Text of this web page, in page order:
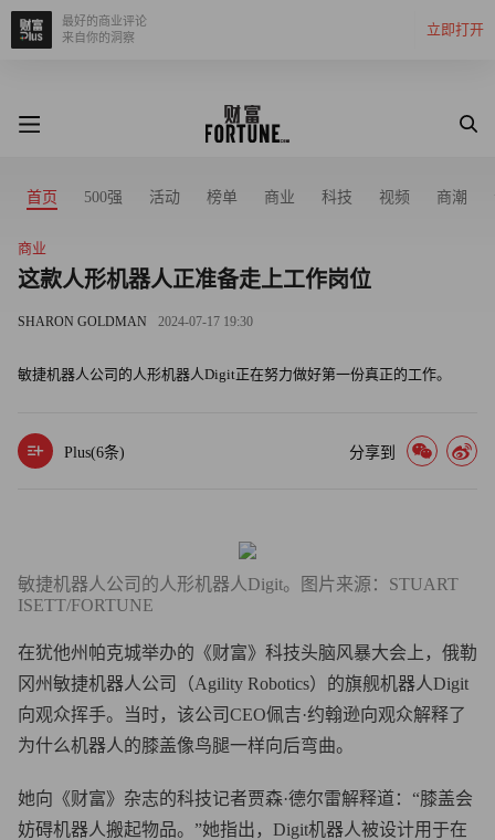
立即打开
最好的商业评论
来自你的洞察
首页 500强 活动 榜单 商业 科技 视频 商潮
商业
这款人形机器人正准备走上工作岗位
SHARON GOLDMAN 2024-07-17 19:30
敏捷机器人公司的人形机器人Digit正在努力做好第一份真正的工作。
Plus(6条) 分享到
敏捷机器人公司的人形机器人Digit。图片来源：STUART
ISETT/FORTUNE
在犹他州帕克城举办的《财富》科技头脑风暴大会上，俄勒
冈州敏捷机器人公司（Agility Robotics）的旗舰机器人Digit
向观众挥手。当时，该公司CEO佩吉·约翰逊向观众解释了
为什么机器人的膝盖像鸟腿一样向后弯曲。
她向《财富》杂志的科技记者贾森·德尔雷解释道：“膝盖会
妨碍机器人搬起物品。”她指出，Digit机器人被设计用于在